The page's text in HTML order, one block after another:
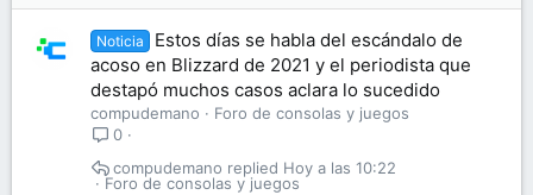
Noticia
Estos días se habla del escándalo de
acoso en Blizzard de 2021 y el periodista que
destapó muchos casos aclara lo sucedido
compudemano
Foro de consolas y juegos
0
Foro de consolas y juegos
Hoy a las 10:22
compudemano